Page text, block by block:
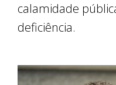
calamidade
deficiência.